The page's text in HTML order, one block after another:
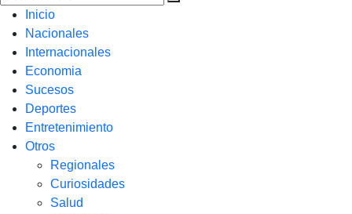
Inicio
Nacionales
Internacionales
Economia
Sucesos
Deportes
Entretenimiento
Otros
Regionales
Curiosidades
Salud